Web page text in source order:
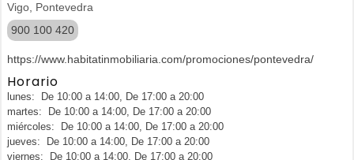
Vigo, Pontevedra
900 100 420
https://www.habitatinmobiliaria.com/promociones/pontevedra/
Horario
lunes: De 10:00 a 14:00, De 17:00 a 20:00
martes: De 10:00 a 14:00, De 17:00 a 20:00
miércoles: De 10:00 a 14:00, De 17:00 a 20:00
jueves: De 10:00 a 14:00, De 17:00 a 20:00
viernes: De 10:00 a 14:00, De 17:00 a 20:00